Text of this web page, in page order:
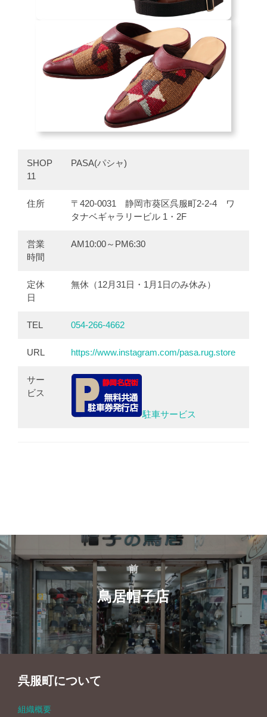
SHOP
11
PASA(パシャ)
住所
〒420-0031 静岡市葵区呉服町2-2-4 ワ
タナベギャラリービル 1・2F
営業
時間
AM10:00～PM6:30
定休
日
無休（12月31日・1月1日のみ休み）
TEL 054-266-4662
URL https://www.instagram.com/pasa.rug.store
サー
ビス
駐車サービス
投
稿
ナ
ビ
前
前
鳥居帽子店
呉服町について
組織概要